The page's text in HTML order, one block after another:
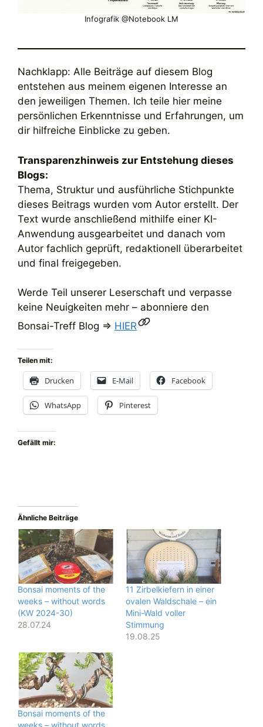
Infografik @Notebook LM
Nachklapp: Alle Beiträge auf diesem Blog
entstehen aus meinem eigenen Interesse an
den jeweiligen Themen. Ich teile hier meine
persönlichen Erkenntnisse und Erfahrungen, um
dir hilfreiche Einblicke zu geben.
Transparenzhinweis zur Entstehung dieses
Blogs:
Thema, Struktur und ausführliche Stichpunkte
dieses Beitrags wurden vom Autor erstellt. Der
Text wurde anschließend mithilfe einer KI-
Anwendung ausgearbeitet und danach vom
Autor fachlich geprüft, redaktionell überarbeitet
und final freigegeben.
Werde Teil unserer Leserschaft und verpasse
keine Neuigkeiten mehr – abonniere den
Bonsai-Treff Blog => HIER
Teilen mit:
Drucken E-Mail Facebook
WhatsApp Pinterest
Gefällt mir:
Ähnliche Beiträge
Bonsai moments of the
weeks – without words
(KW 2024-30)
28.07.24
11 Zirbelkiefern in einer
ovalen Waldschale – ein
Mini-Wald voller
Stimmung
19.08.25
Bonsai moments of the
weeks – without words